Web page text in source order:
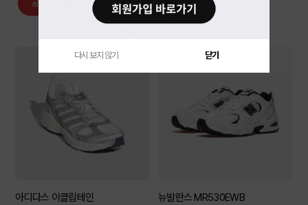
공용/남성 여성 아동 의류
아디다스 이클립테인
뉴발란스 MR530EWB
다시 보지 않기 닫기